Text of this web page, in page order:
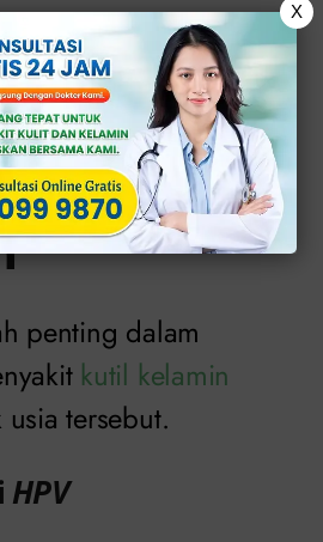
Penting
Kutil
penting dalam
kutil kelamin
tersebut.
HPV
X